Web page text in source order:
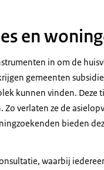
en
in om de
gemeenten
kunnen vinden.
verlaten ze de
bieden
waarbij